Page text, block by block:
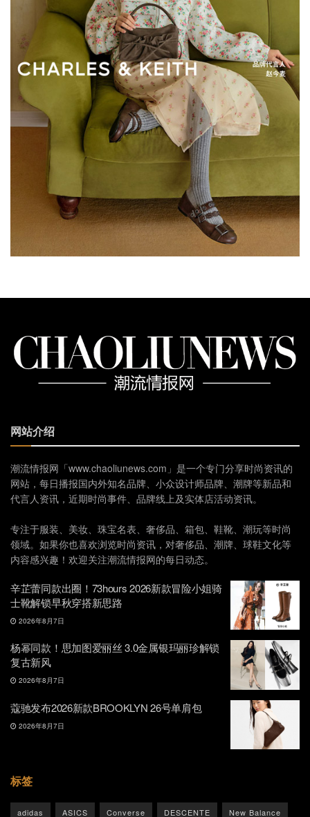
网站介绍
潮流情报网「www.chaoliunews.com」是一个专门分享时尚资讯的
网站，每日播报国内外知名品牌、小众设计师品牌、潮牌等新品和
代言人资讯，近期时尚事件、品牌线上及实体店活动资讯。
专注于服装、美妆、珠宝名表、奢侈品、箱包、鞋靴、潮玩等时尚
领域。如果你也喜欢浏览时尚资讯，对奢侈品、潮牌、球鞋文化等
内容感兴趣！欢迎关注潮流情报网的每日动态。
辛芷蕾同款出圈！73hours 2026新款冒险小姐骑
士靴解锁早秋穿搭新思路
2026年8月7日
杨幂同款！思加图爱丽丝 3.0金属银玛丽珍解锁
复古新风
2026年8月7日
蔻驰发布2026新款BROOKLYN 26号单肩包
2026年8月7日
标签
adidas ASICS Converse DESCENTE New Balance